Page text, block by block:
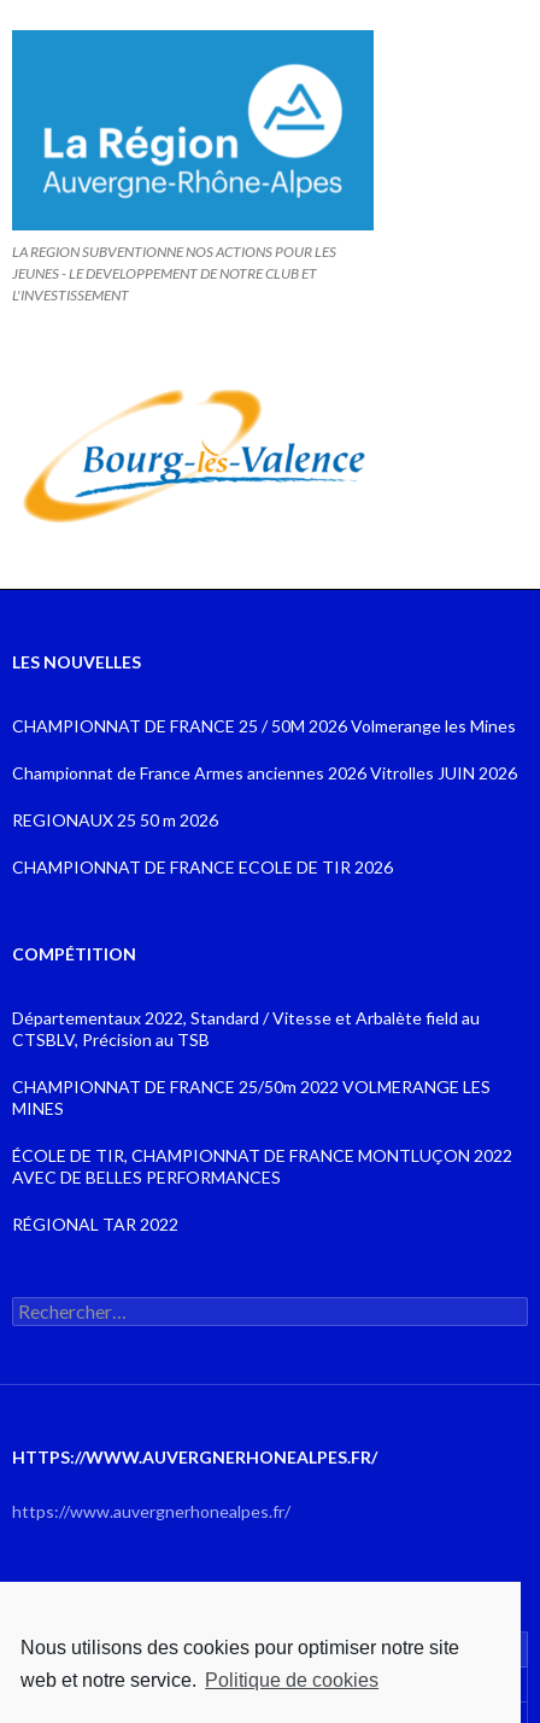
LA REGION SUBVENTIONNE NOS ACTIONS POUR LES
JEUNES - LE DEVELOPPEMENT DE NOTRE CLUB ET
L'INVESTISSEMENT
LES NOUVELLES
CHAMPIONNAT DE FRANCE 25 / 50M 2026 Volmerange les Mines
Championnat de France Armes anciennes 2026 Vitrolles JUIN 2026
REGIONAUX 25 50 m 2026
CHAMPIONNAT DE FRANCE ECOLE DE TIR 2026
COMPÉTITION
Départementaux 2022, Standard / Vitesse et Arbalète field au
CTSBLV, Précision au TSB
CHAMPIONNAT DE FRANCE 25/50m 2022 VOLMERANGE LES
MINES
ÉCOLE DE TIR, CHAMPIONNAT DE FRANCE MONTLUÇON 2022
AVEC DE BELLES PERFORMANCES
RÉGIONAL TAR 2022
Rechercher :
HTTPS://WWW.AUVERGNERHONEALPES.FR/
https://www.auvergnerhonealpes.fr/
L M M J V S
Nous utilisons des cookies pour optimiser notre site
web et notre service. Politique de cookies